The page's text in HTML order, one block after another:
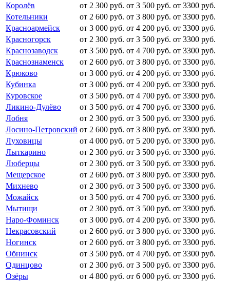
Королёв
от 2 300 руб. от 3 500 руб. от 3300 руб.
Котельники
от 2 600 руб. от 3 800 руб. от 3300 руб.
Красноармейск
от 3 000 руб. от 4 200 руб. от 3300 руб.
Красногорск
от 2 300 руб. от 3 500 руб. от 3300 руб.
Краснозаводск
от 3 500 руб. от 4 700 руб. от 3300 руб.
Краснознаменск
от 2 600 руб. от 3 800 руб. от 3300 руб.
Крюково
от 3 000 руб. от 4 200 руб. от 3300 руб.
Кубинка
от 3 000 руб. от 4 200 руб. от 3300 руб.
Куровское
от 3 500 руб. от 4 700 руб. от 3300 руб.
Ликино-Дулёво
от 3 500 руб. от 4 700 руб. от 3300 руб.
Лобня
от 2 300 руб. от 3 500 руб. от 3300 руб.
Лосино-Петровский от 2 600 руб. от 3 800 руб. от 3300 руб.
Луховицы
от 4 000 руб. от 5 200 руб. от 3300 руб.
Лыткарино
от 2 300 руб. от 3 500 руб. от 3300 руб.
Люберцы
от 2 300 руб. от 3 500 руб. от 3300 руб.
Мещерское
от 2 600 руб. от 3 800 руб. от 3300 руб.
Михнево
от 2 300 руб. от 3 500 руб. от 3300 руб.
Можайск
от 3 500 руб. от 4 700 руб. от 3300 руб.
Мытищи
от 2 300 руб. от 3 500 руб. от 3300 руб.
Наро-Фоминск
от 3 000 руб. от 4 200 руб. от 3300 руб.
Некрасовский
от 2 600 руб. от 3 800 руб. от 3300 руб.
Ногинск
от 2 600 руб. от 3 800 руб. от 3300 руб.
Обнинск
от 3 500 руб. от 4 700 руб. от 3300 руб.
Одинцово
от 2 300 руб. от 3 500 руб. от 3300 руб.
Озёры
от 4 800 руб. от 6 000 руб. от 3300 руб.